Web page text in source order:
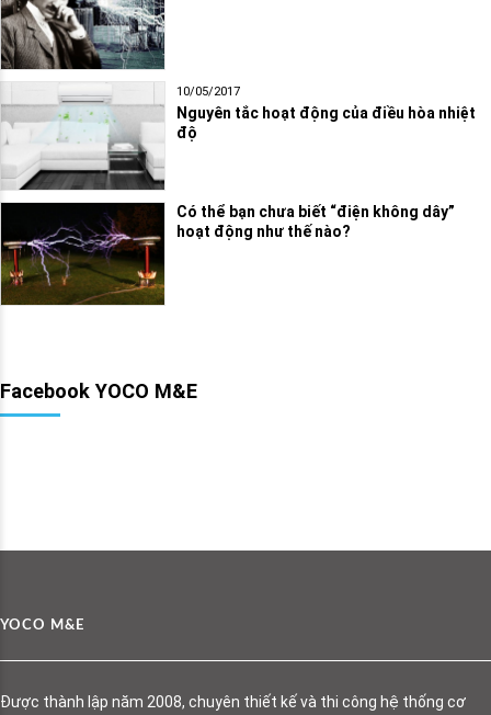
10/05/2017
Nguyên tắc hoạt động của điều hòa nhiệt
độ
Có thể bạn chưa biết “điện không dây”
hoạt động như thế nào?
Facebook YOCO M&E
YOCO M&E
Được thành lập năm 2008, chuyên thiết kế và thi công hệ thống cơ